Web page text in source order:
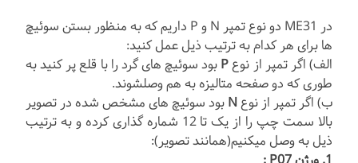
در ME31 دو نوع تمپر N و P داریم که به منظور بستن سوئیچ
ها برای هر کدام به ترتیب ذیل عمل کنید:
الف) اگر تمپر از نوعPبود سوئیچ های گرد را با قلع پر کنید به
طوری که دو صفحه متالیزه به هم وصلشوند.
ب) اگر تمپر از نوعNبود سوئیچ های مشخص شده در تصویر
بالا سمت چپ را از یک تا 12 شماره گذاری کرده و به ترتیب
ذیل به وصل میکنیم(همانند تصویر):